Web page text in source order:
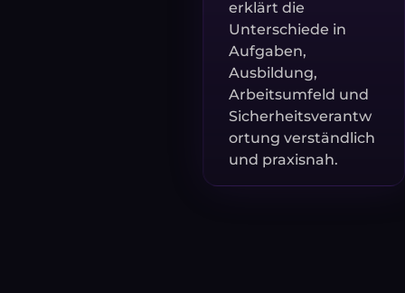
erklärt die
Unterschiede in
Aufgaben,
Ausbildung,
Arbeitsumfeld und
Sicherheitsverantw
ortung verständlich
und praxisnah.